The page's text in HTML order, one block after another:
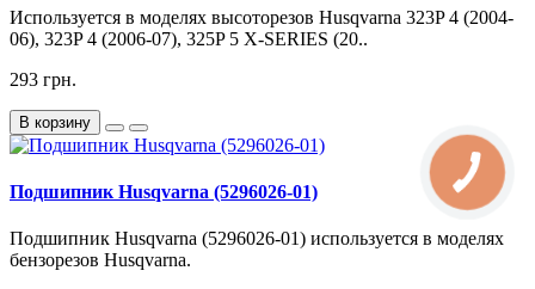
Используется в моделях высоторезов Husqvarna 323P 4 (2004-
06), 323P 4 (2006-07), 325P 5 X-SERIES (20..
293 грн.
В корзину
Подшипник Husqvarna (5296026-01)
Подшипник Husqvarna (5296026-01) используется в моделях
бензорезов Husqvarna.